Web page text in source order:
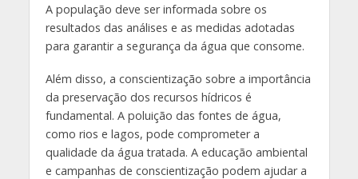
A população deve ser informada sobre os
resultados das análises e as medidas adotadas
para garantir a segurança da água que consome.
Além disso, a conscientização sobre a importância
da preservação dos recursos hídricos é
fundamental. A poluição das fontes de água,
como rios e lagos, pode comprometer a
qualidade da água tratada. A educação ambiental
e campanhas de conscientização podem ajudar a